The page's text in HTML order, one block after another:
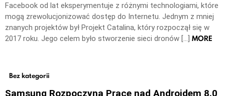
Facebook od lat eksperymentuje z różnymi technologiami, które
mogą zrewolucjonizować dostęp do Internetu. Jednym z mniej
znanych projektów był Projekt Catalina, który rozpoczął się w
2017 roku. Jego celem było stworzenie sieci dronów […] MORE
Bez kategorii
Samsung Rozpoczyna Prace nad Androidem 8.0